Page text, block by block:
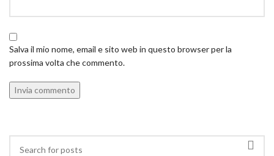
Salva il mio nome, email e sito web in questo browser per la
prossima volta che commento.